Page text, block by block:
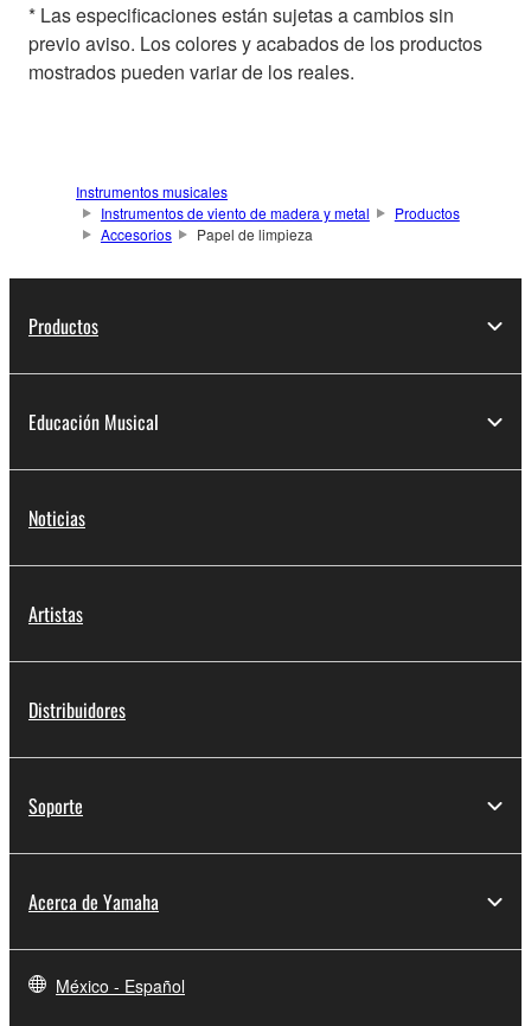
* Las especificaciones están sujetas a cambios sin
previo aviso. Los colores y acabados de los productos
mostrados pueden variar de los reales.
Instrumentos musicales
Instrumentos de viento de madera y metal
Productos
Accesorios
Papel de limpieza
Productos
Educación Musical
Noticias
Artistas
Distribuidores
Soporte
Acerca de Yamaha
México - Español